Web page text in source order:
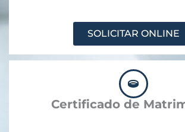
SOLICITAR ONLINE
Certificado de